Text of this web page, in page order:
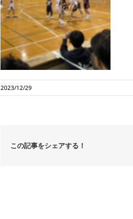
2023/12/29
この記事をシェアする！